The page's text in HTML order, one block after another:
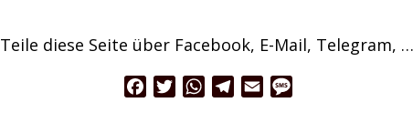
Teile diese Seite über Facebook, E-Mail, Telegram,
FacebookTwitterWhatsApp
Telegram
Email